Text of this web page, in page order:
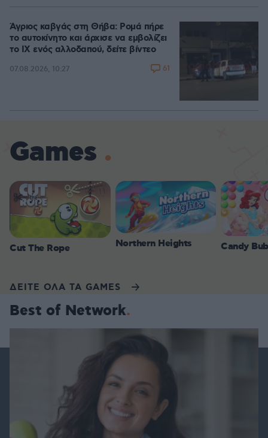
Άγριος καβγάς στη Θήβα: Ρομά πήρε
το αυτοκίνητο και άρχισε να εμβολίζει
το ΙΧ ενός αλλοδαπού, δείτε βίντεο
07.08.2026, 10:27 61
Games
Cut The Rope Northern Heights Candy
ΔΕΙΤΕ ΟΛΑ ΤΑ GAMES
Best of Network